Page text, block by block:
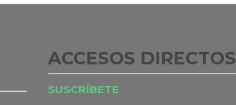
ACCESOS DIRECTOS
SUSCRÍBETE